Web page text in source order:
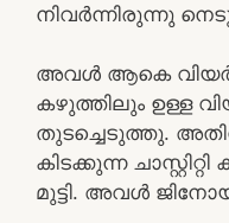
നിവർന്നിരുന്നു നെടു
അവൾ ആകെ
കഴുത്തിലും ഉള്ള
തുടച്ചെടുത്തു.
കിടക്കുന്ന
മുട്ടി. അവൾ